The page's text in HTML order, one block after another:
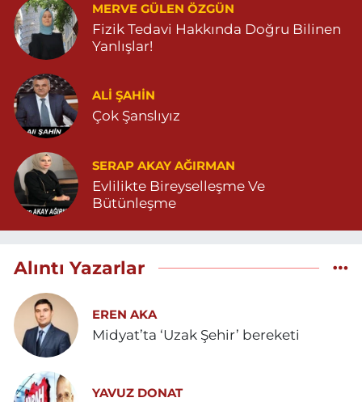
MERVE GÜLEN ÖZGÜN
Fizik Tedavi Hakkında Doğru Bilinen
Yanlışlar!
ALI ŞAHİN
Çok Şanslıyız
SERAP AKAY AĞIRMAN
Evlilikte Bireyselleşme Ve
Bütünleşme
Alıntı Yazarlar
EREN AKA
Midyat’ta ‘Uzak Şehir’ bereketi
YAVUZ DONAT